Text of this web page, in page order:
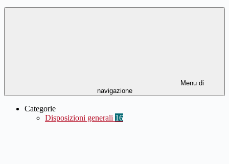
Menu di
navigazione
Categorie
Disposizioni generali 16